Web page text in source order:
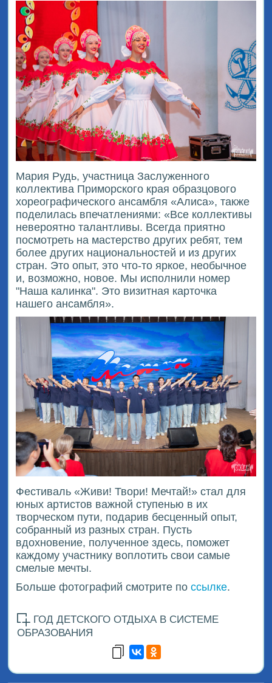
Мария Рудь, участница Заслуженного
коллектива Приморского края образцового
хореографического ансамбля «Алиса», также
поделилась впечатлениями: «Все коллективы
невероятно талантливы. Всегда приятно
посмотреть на мастерство других ребят, тем
более других национальностей и из других
стран. Это опыт, это что-то яркое, необычное
и, возможно, новое. Мы исполнили номер
"Наша калинка". Это визитная карточка
нашего ансамбля».
Фестиваль «Живи! Твори! Мечтай!» стал для
юных артистов важной ступенью в их
творческом пути, подарив бесценный опыт,
собранный из разных стран. Пусть
вдохновение, полученное здесь, поможет
каждому участнику воплотить свои самые
смелые мечты.
Больше фотографий смотрите поссылке.
ГОД ДЕТСКОГО ОТДЫХА В СИСТЕМЕ
ОБРАЗОВАНИЯ